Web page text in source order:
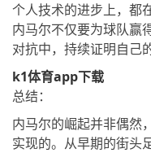
个人技术的进步上，都
内马尔不仅要为球队赢
对抗中，持续证明自己
k1体育app下载
总结：
内马尔的崛起并非偶然
实现的。从早期的街头